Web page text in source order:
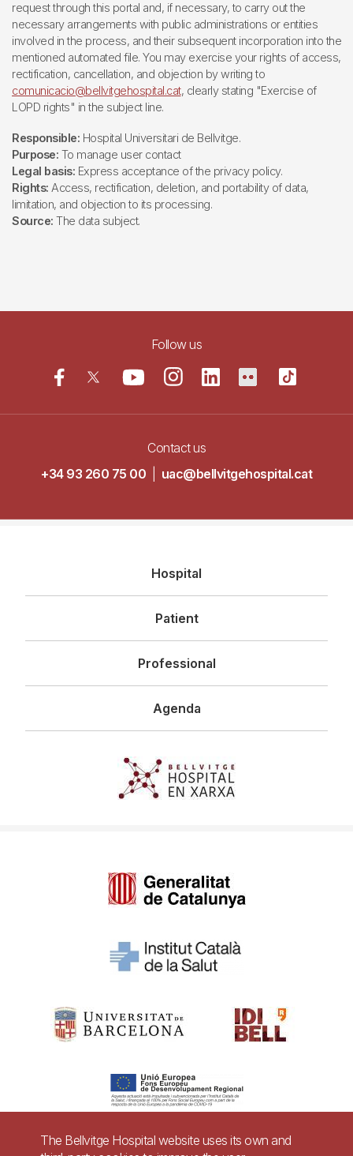
request through this portal and, if necessary, to carry out the
necessary arrangements with public administrations or entities
involved in the process, and their subsequent incorporation into the
mentioned automated file. You may exercise your rights of access,
rectification, cancellation, and objection by writing to
comunicacio@bellvitgehospital.cat, clearly stating "Exercise of
LOPD rights" in the subject line.
Responsible: Hospital Universitari de Bellvitge.
Purpose: To manage user contact
Legal basis: Express acceptance of the privacy policy.
Rights: Access, rectification, deletion, and portability of data,
limitation, and objection to its processing.
Source: The data subject.
Follow us
Contact us
+34 93 260 75 00
uac@bellvitgehospital.cat
principal
Hospital
Patient
Professional
Agenda
The Bellvitge Hospital website uses its own and